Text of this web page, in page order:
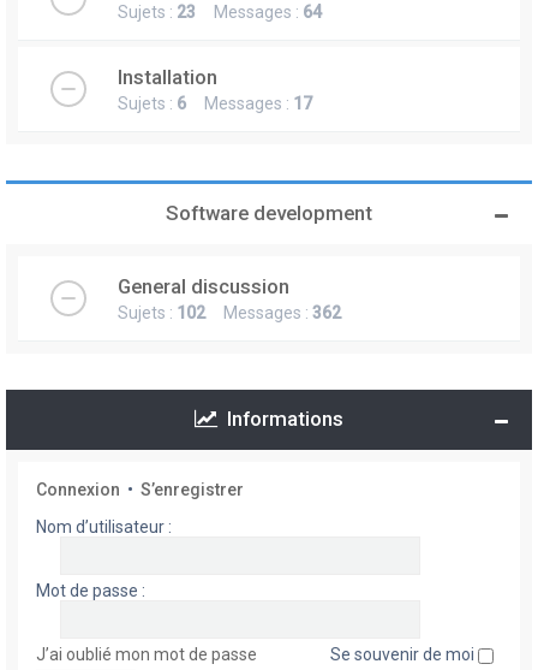
Sujets : 23 Messages : 64
Installation
Sujets : 6 Messages : 17
Software development
General discussion
Sujets : 102Messages : 362
Informations
Connexion • S’enregistrer
Nom d’utilisateur :
Mot de passe :
J’ai oublié mon mot de passe Se souvenir de moi